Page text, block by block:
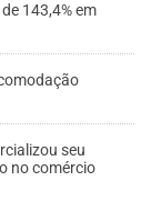
143,4% em
seu
no comércio